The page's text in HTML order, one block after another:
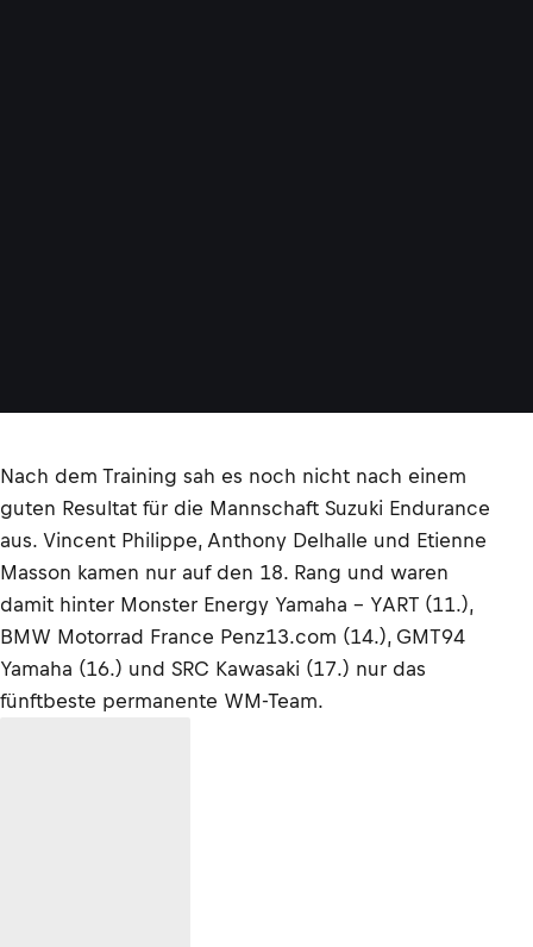
Nach dem Training sah es noch nicht nach einem
guten Resultat für die Mannschaft Suzuki Endurance
aus. Vincent Philippe, Anthony Delhalle und Etienne
Masson kamen nur auf den 18. Rang und waren
damit hinter Monster Energy Yamaha – YART (11.),
BMW Motorrad France Penz13.com (14.), GMT94
Yamaha (16.) und SRC Kawasaki (17.) nur das
fünftbeste permanente WM-Team.